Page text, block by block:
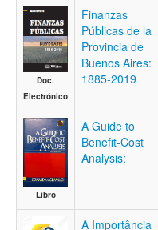
Contacto
Iniciar sesión
Doc.
Electrónico
Finanzas
Públicas de la
Provincia de
Buenos Aires:
1885-2019
Libro
A Guide to
Benefit-Cost
Analysis:
A Importância